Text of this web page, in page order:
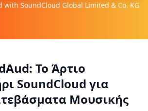
with SoundCloud Global Limited & Co. KG
Το Άρτιο
SoundCloud για
Μουσικής